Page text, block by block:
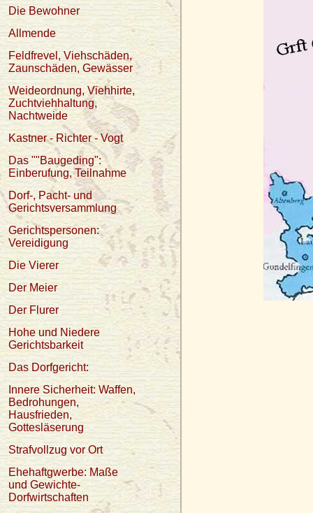
Die Bewohner
Allmende
Feldfrevel, Viehschäden,
Zaunschäden, Gewässer
Weideordnung, Viehhirte,
Zuchtviehhaltung,
Nachtweide
Kastner - Richter - Vogt
Das ""Baugeding":
Einberufung, Teilnahme
Dorf-, Pacht- und
Gerichtsversammlung
Gerichtspersonen:
Vereidigung
Die Vierer
Der Meier
Der Flurer
Hohe und Niedere
Gerichtsbarkeit
Das Dorfgericht:
Innere Sicherheit: Waffen,
Bedrohungen,
Hausfrieden,
Gottesläserung
Strafvollzug vor Ort
Ehehaftgwerbe: Maße
und Gewichte-
Dorfwirtschaften